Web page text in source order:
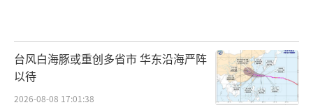
台风白海豚或重创多省市 华东沿海严阵
以待
2026-08-08 17:01:38